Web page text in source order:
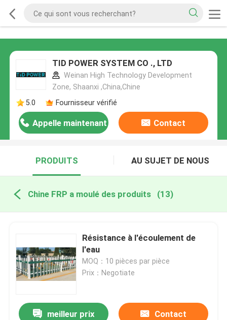
TID POWER SYSTEM CO ., LTD
Weinan High Technology Development
Zone, Shaanxi ,China,Chine
5.0
Fournisseur vérifié
Appelle maintenant Contact
PRODUITS AU SUJET DE NOUS
Chine FRP a moulé des produits (13)
Résistance à l'écoulement de
l'eau
MOQ：10 pièces par pièce
Prix：Negotiate
meilleur prix Contact